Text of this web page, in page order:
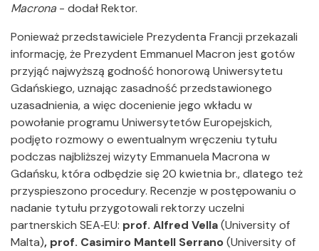
Macrona - dodał Rektor.
Ponieważ przedstawiciele Prezydenta Francji przekazali
informację, że Prezydent Emmanuel Macron jest gotów
przyjąć najwyższą godność honorową Uniwersytetu
Gdańskiego, uznając zasadność przedstawionego
uzasadnienia, a więc docenienie jego wkładu w
powołanie programu Uniwersytetów Europejskich,
podjęto rozmowy o ewentualnym wręczeniu tytułu
podczas najbliższej wizyty Emmanuela Macrona w
Gdańsku, która odbędzie się 20 kwietnia br., dlatego też
przyspieszono procedury. Recenzje w postępowaniu o
nadanie tytułu przygotowali rektorzy uczelni
partnerskich SEA‑EU: prof. Alfred Vella(University of
Malta), prof. Casimiro Mantell Serrano(University of